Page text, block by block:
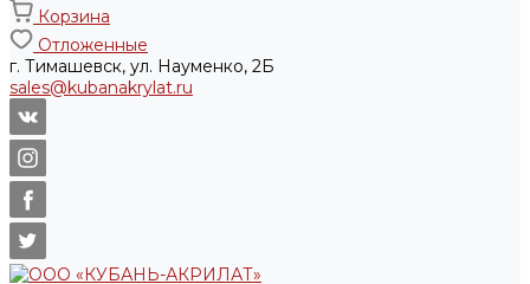
Корзина
Отложенные
г. Тимашевск, ул. Науменко, 2Б
sales@kubanakrylat.ru